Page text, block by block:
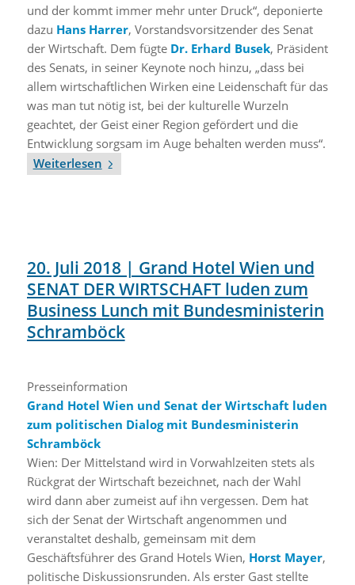
und der kommt immer mehr unter Druck“, deponierte
dazu Hans Harrer, Vorstandsvorsitzender des Senat
der Wirtschaft. Dem fügte Dr. Erhard Busek, Präsident
des Senats, in seiner Keynote noch hinzu, „dass bei
allem wirtschaftlichen Wirken eine Leidenschaft für das
was man tut nötig ist, bei der kulturelle Wurzeln
geachtet, der Geist einer Region gefördert und die
Entwicklung sorgsam im Auge behalten werden muss“.
Weiterlesen
20. Juli 2018 | Grand Hotel Wien und
SENAT DER WIRTSCHAFT luden zum
Business Lunch mit Bundesministerin
Schramböck
Presseinformation
Grand Hotel Wien und Senat der Wirtschaft luden
zum politischen Dialog mit Bundesministerin
Schramböck
Wien: Der Mittelstand wird in Vorwahlzeiten stets als
Rückgrat der Wirtschaft bezeichnet, nach der Wahl
wird dann aber zumeist auf ihn vergessen. Dem hat
sich der Senat der Wirtschaft angenommen und
veranstaltet deshalb, gemeinsam mit dem
Geschäftsführer des Grand Hotels Wien, Horst Mayer,
politische Diskussionsrunden. Als erster Gast stellte